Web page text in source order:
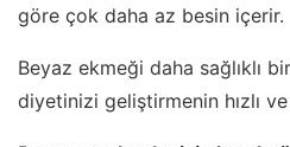
göre çok daha az besin içerir.
Beyaz ekmeği daha sağlıklı
diyetinizi geliştirmenin hızlı